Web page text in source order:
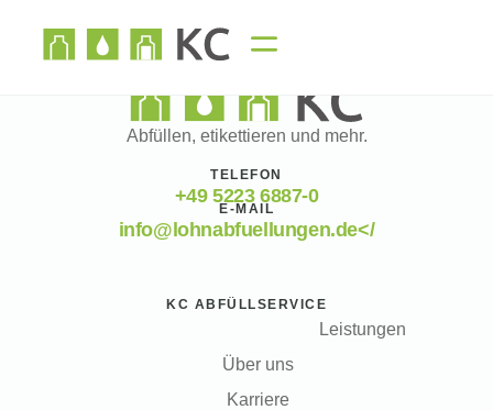
Abfüllen, etikettieren und mehr.
TELEFON
+49 5223 6887-0
E-MAIL
info@lohnabfuellungen.de</
KC ABFÜLLSERVICE
Leistungen
Über uns
Karriere